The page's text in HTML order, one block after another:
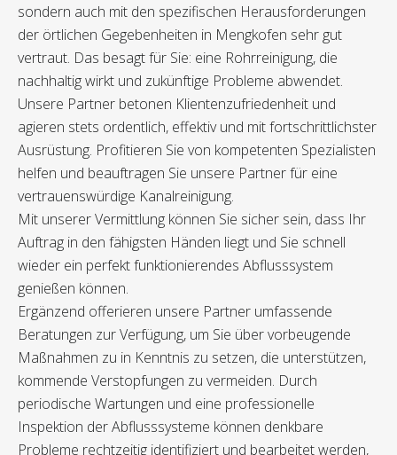
sondern auch mit den spezifischen Herausforderungen
der örtlichen Gegebenheiten in Mengkofen sehr gut
vertraut. Das besagt für Sie: eine Rohrreinigung, die
nachhaltig wirkt und zukünftige Probleme abwendet.
Unsere Partner betonen Klientenzufriedenheit und
agieren stets ordentlich, effektiv und mit fortschrittlichster
Ausrüstung. Profitieren Sie von kompetenten Spezialisten
helfen und beauftragen Sie unsere Partner für eine
vertrauenswürdige Kanalreinigung.
Mit unserer Vermittlung können Sie sicher sein, dass Ihr
Auftrag in den fähigsten Händen liegt und Sie schnell
wieder ein perfekt funktionierendes Abflusssystem
genießen können.
Ergänzend offerieren unsere Partner umfassende
Beratungen zur Verfügung, um Sie über vorbeugende
Maßnahmen zu in Kenntnis zu setzen, die unterstützen,
kommende Verstopfungen zu vermeiden. Durch
periodische Wartungen und eine professionelle
Inspektion der Abflusssysteme können denkbare
Probleme rechtzeitig identifiziert und bearbeitet werden,